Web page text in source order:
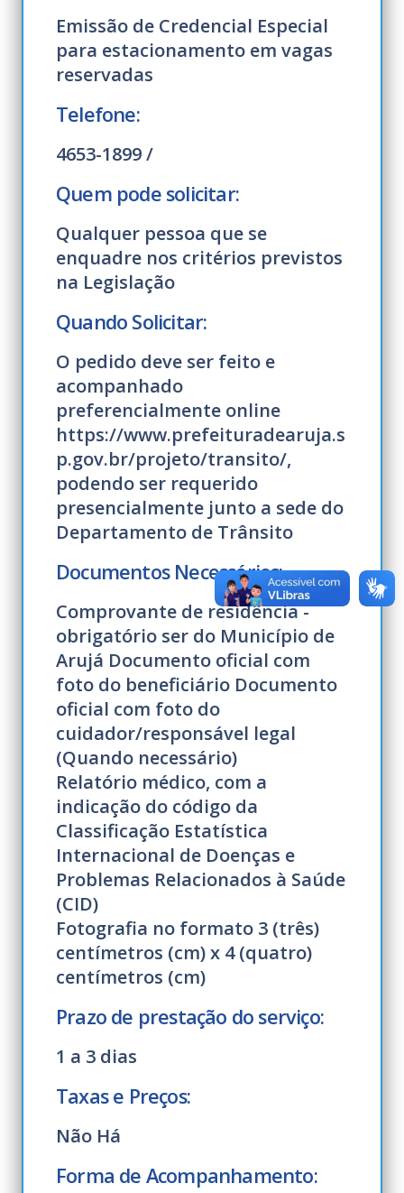
Emissão de Credencial Especial
para estacionamento em vagas
reservadas
Telefone:
4653-1899 /
Quem pode solicitar:
Qualquer pessoa que se
enquadre nos critérios previstos
na Legislação
Quando Solicitar:
O pedido deve ser feito e
acompanhado
preferencialmente online
https://www.prefeituradearuja.s
p.gov.br/projeto/transito/,
podendo ser requerido
presencialmente junto a sede do
Departamento de Trânsito
Documentos Necessários:
Comprovante de residência -
obrigatório ser do Município de
Arujá Documento oficial com
foto do beneficiário Documento
oficial com foto do
cuidador/responsável legal
(Quando necessário)
Relatório médico, com a
indicação do código da
Classificação Estatística
Internacional de Doenças e
Problemas Relacionados à Saúde
(CID)
Fotografia no formato 3 (três)
centímetros (cm) x 4 (quatro)
centímetros (cm)
Prazo de prestação do serviço:
1 a 3 dias
Taxas e Preços:
Não Há
Forma de Acompanhamento: